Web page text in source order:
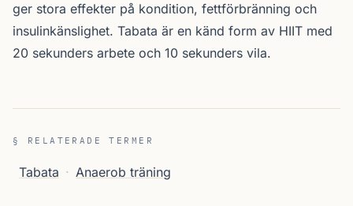
ger stora effekter på kondition, fettförbränning och
insulinkänslighet. Tabata är en känd form av HIIT med
20 sekunders arbete och 10 sekunders vila.
§ RELATERADE TERMER
Tabata · Anaerob träning